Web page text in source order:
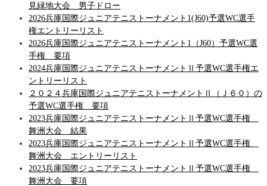
見緑地大会 男子ドロー
2026兵庫国際ジュニアテニストーナメント1(J60)予選WC選手
権エントリーリスト
2026兵庫国際ジュニアテニストーナメント1（J60）予選WC選
手権 要項
2024兵庫国際ジュニアテニストーナメントⅡ予選WC選手権エ
ントリーリスト
２０２４兵庫国際ジュニアテニストーナメントⅡ（Ｊ６０）の
予選WC選手権 要項
2023兵庫国際ジュニアテニストーナメントⅡ予選WC選手権
舞洲大会 結果
2023兵庫国際ジュニアテニストーナメントⅡ予選WC選手権
舞洲大会 エントリーリスト
2023兵庫国際ジュニアテニストーナメントⅡ予選WC選手権
舞洲大会 要項